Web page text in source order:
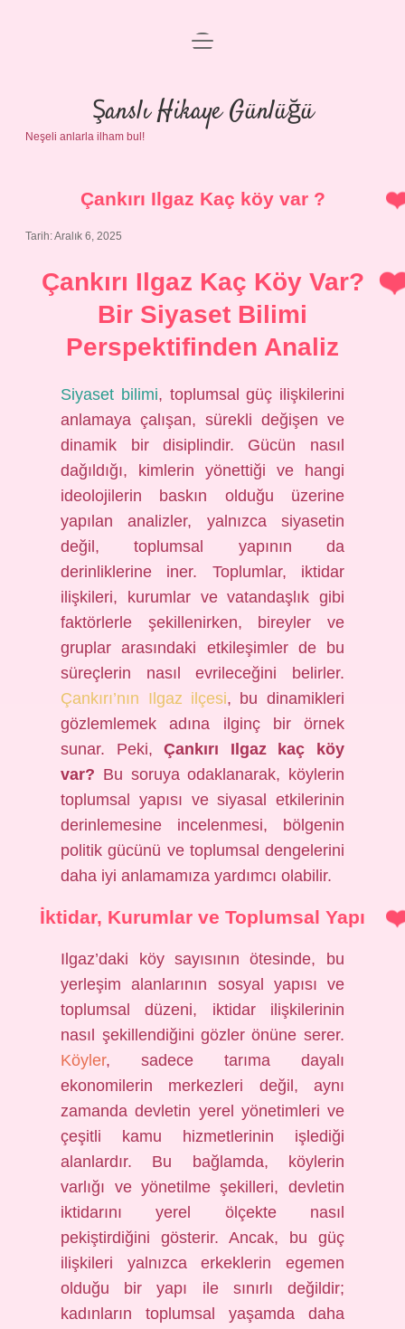
Anasayfa
Gizlilik Politikası
menüyü
Şanslı Hikaye Günlüğü
Neşeli anlarla ilham bul!
Çankırı Ilgaz Kaç köy var ?
Tarih: Aralık 6, 2025
Çankırı Ilgaz Kaç Köy Var?
Bir Siyaset Bilimi
Perspektifinden Analiz
Siyaset bilimi, toplumsal güç ilişkilerini
anlamaya çalışan, sürekli değişen ve
dinamik bir disiplindir. Gücün nasıl
dağıldığı, kimlerin yönettiği ve hangi
ideolojilerin baskın olduğu üzerine
yapılan analizler, yalnızca siyasetin
değil, toplumsal yapının da
derinliklerine iner. Toplumlar, iktidar
ilişkileri, kurumlar ve vatandaşlık gibi
faktörlerle şekillenirken, bireyler ve
gruplar arasındaki etkileşimler de bu
süreçlerin nasıl evrileceğini belirler.
Çankırı’nın Ilgaz ilçesi, bu dinamikleri
gözlemlemek adına ilginç bir örnek
sunar. Peki,Çankırı Ilgaz kaç köy
var? Bu soruya odaklanarak, köylerin
toplumsal yapısı ve siyasal etkilerinin
derinlemesine incelenmesi, bölgenin
politik gücünü ve toplumsal dengelerini
daha iyi anlamamıza yardımcı olabilir.
İktidar, Kurumlar ve Toplumsal Yapı
Ilgaz’daki köy sayısının ötesinde, bu
yerleşim alanlarının sosyal yapısı ve
toplumsal düzeni, iktidar ilişkilerinin
nasıl şekillendiğini gözler önüne serer.
Köyler, sadece tarıma dayalı
ekonomilerin merkezleri değil, aynı
zamanda devletin yerel yönetimleri ve
çeşitli kamu hizmetlerinin işlediği
alanlardır. Bu bağlamda, köylerin
varlığı ve yönetilme şekilleri, devletin
iktidarını yerel ölçekte nasıl
pekiştirdiğini gösterir. Ancak, bu güç
ilişkileri yalnızca erkeklerin egemen
olduğu bir yapı ile sınırlı değildir;
kadınların toplumsal yaşamda daha